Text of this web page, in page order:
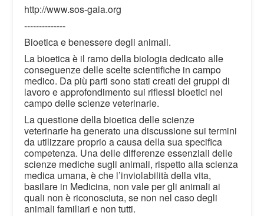
http://www.sos-gaia.org
--------------
Bioetica e benessere degli animali.
La bioetica è il ramo della biologia dedicato alle
conseguenze delle scelte scientifiche in campo
medico. Da più parti sono stati creati dei gruppi di
lavoro e approfondimento sui riflessi bioetici nel
campo delle scienze veterinarie.
La questione della bioetica delle scienze
veterinarie ha generato una discussione sui termini
da utilizzare proprio a causa della sua specifica
competenza. Una delle differenze essenziali delle
scienze mediche sugli animali, rispetto alla scienza
medica umana, è che l’inviolabilità della vita,
basilare in Medicina, non vale per gli animali ai
quali non è riconosciuta, se non nel caso degli
animali familiari e non tutti.